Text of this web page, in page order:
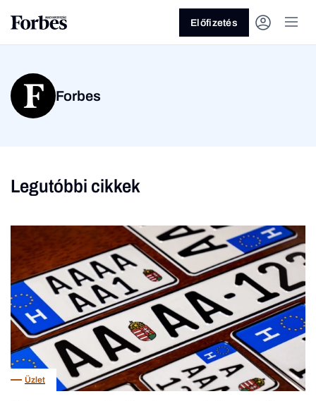
Előfizetés
Forbes
Legutóbbi cikkek
Üzlet